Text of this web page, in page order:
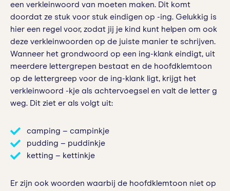
een verkleinwoord van moeten maken. Dit komt
doordat ze stuk voor stuk eindigen op -ing. Gelukkig is
hier een regel voor, zodat jij je kind kunt helpen om ook
deze verkleinwoorden op de juiste manier te schrijven.
Wanneer het grondwoord op een ing-klank eindigt, uit
meerdere lettergrepen bestaat en de hoofdklemtoon
op de lettergreep voor de ing-klank ligt, krijgt het
verkleinwoord -kje als achtervoegsel en valt de letter g
weg. Dit ziet er als volgt uit:
camping – campinkje
pudding – puddinkje
ketting – kettinkje
Er zijn ook woorden waarbij de hoofdklemtoon niet op